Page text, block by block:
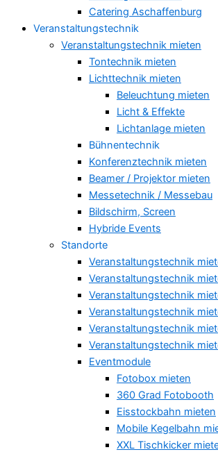
Catering Aschaffenburg
Veranstaltungstechnik
Veranstaltungstechnik mieten
Tontechnik mieten
Lichttechnik mieten
Beleuchtung mieten
Licht & Effekte
Lichtanlage mieten
Bühnentechnik
Konferenztechnik mieten
Beamer / Projektor mieten
Messetechnik / Messebau
Bildschirm, Screen
Hybride Events
Standorte
Veranstaltungstechnik
Veranstaltungstechnik
Veranstaltungstechnik
Veranstaltungstechnik
Veranstaltungstechnik
Veranstaltungstechnik
Eventmodule
Fotobox mieten
360 Grad Fotobooth
Eisstockbahn mieten
Mobile Kegelbahn
XXL Tischkicker